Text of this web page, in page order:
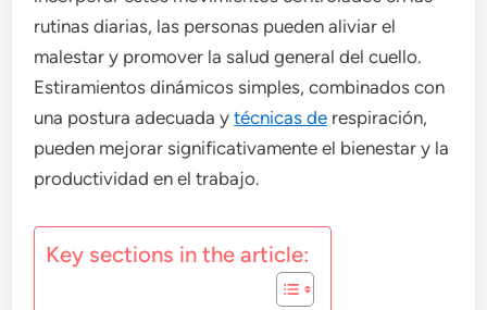
rutinas diarias, las personas pueden aliviar el
malestar y promover la salud general del cuello.
Estiramientos dinámicos simples, combinados con
una postura adecuada ytécnicas de respiración,
pueden mejorar significativamente el bienestar y la
productividad en el trabajo.
Key sections in the article: